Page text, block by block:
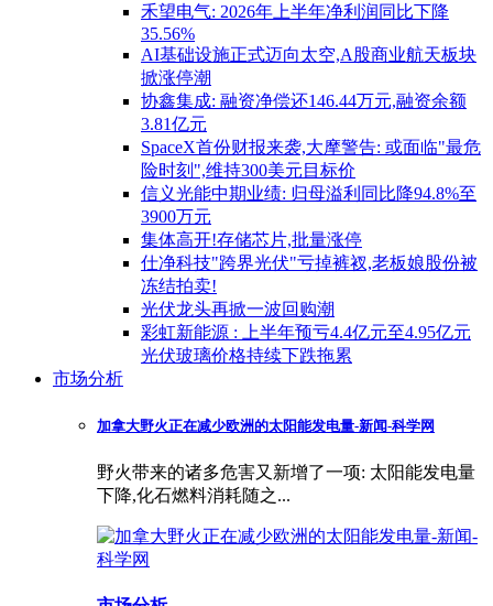
禾望电气: 2026年上半年净利润同比下降
35.56%
AI基础设施正式迈向太空,A股商业航天板块
掀涨停潮
协鑫集成: 融资净偿还146.44万元,融资余额
3.81亿元
SpaceX首份财报来袭,大摩警告: 或面临"最危
险时刻",维持300美元目标价
信义光能中期业绩: 归母溢利同比降94.8%至
3900万元
集体高开!存储芯片,批量涨停
仕净科技"跨界光伏"亏掉裤衩,老板娘股份被
冻结拍卖!
光伏龙头再掀一波回购潮
彩虹新能源 : 上半年预亏4.4亿元至4.95亿元
光伏玻璃价格持续下跌拖累
市场分析
加拿大野火正在减少欧洲的太阳能发电量-新闻-科学网
野火带来的诸多危害又新增了一项: 太阳能发电量
下降,化石燃料消耗随之...